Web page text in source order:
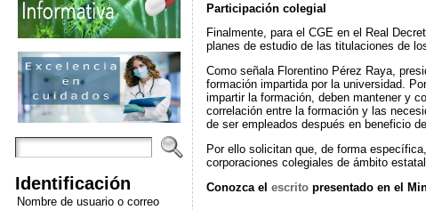
Identificación
Nombre de usuario o correo
Participación colegial
Finalmente, para el CGE en el Real
planes de estudio de las titulaciones de
Como señala Florentino Pérez Raya,
formación impartida por la universidad.
impartir la formación, deben mantener y
correlación entre la formación y las
de ser empleados después en beneficio
Por ello solicitan que, de forma
corporaciones colegiales de ámbito estatal.
Conozca el escritopresentado en el